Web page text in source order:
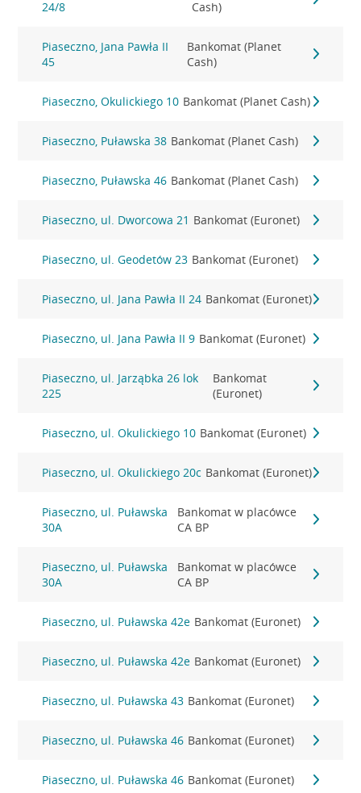
24/8 Cash)
Piaseczno, Jana Pawła II
45
Bankomat (Planet
Cash)
Piaseczno, Okulickiego 10 Bankomat (Planet Cash)
Piaseczno, Puławska 38 Bankomat (Planet Cash)
Piaseczno, Puławska 46 Bankomat (Planet Cash)
Piaseczno, ul. Dworcowa 21 Bankomat (Euronet)
Piaseczno, ul. Geodetów 23 Bankomat (Euronet)
Piaseczno, ul. Jana Pawła II 24 Bankomat (Euronet)
Piaseczno, ul. Jana Pawła II 9 Bankomat (Euronet)
Piaseczno, ul. Jarząbka 26 lok
225
Bankomat
(Euronet)
Piaseczno, ul. Okulickiego 10 Bankomat (Euronet)
Piaseczno, ul. Okulickiego 20c Bankomat (Euronet)
Piaseczno, ul. Puławska
30A
Bankomat w placówce
CA BP
Piaseczno, ul. Puławska
30A
Bankomat w placówce
CA BP
Piaseczno, ul. Puławska 42e Bankomat (Euronet)
Piaseczno, ul. Puławska 42e Bankomat (Euronet)
Piaseczno, ul. Puławska 43 Bankomat (Euronet)
Piaseczno, ul. Puławska 46 Bankomat (Euronet)
Piaseczno, ul. Puławska 46 Bankomat (Euronet)